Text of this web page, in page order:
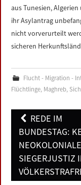
aus Tunesien,
ihr Asylantrag
nicht vorverurteilt
sicheren
Flucht - Migration -
Flüchtlinge, Maghreb,
Post
navigation
REDE IM
BUNDESTAG:
NEOKOLONIALE
SIEGERJUSTIZ